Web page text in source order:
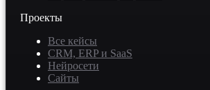
Проекты
Все кейсы
CRM, ERP и SaaS
Нейросети
Сайты